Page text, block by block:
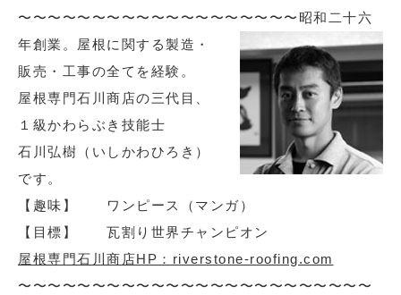
〜〜〜〜〜〜〜〜〜〜〜〜〜〜〜〜〜〜〜 昭和二十六
年創業。屋根に関する製造・
販売・工事の全てを経験。
屋根専門石川商店の三代目、
１級かわらぶき技能士
石川弘樹（いしかわひろき）
です。
【趣味】 ワンピース（マンガ）
【目標】 瓦割り世界チャンピオン
屋根専門石川商店HP：riverstone-roofing.com
〜〜〜〜〜〜〜〜〜〜〜〜〜〜〜〜〜〜〜〜〜〜〜〜